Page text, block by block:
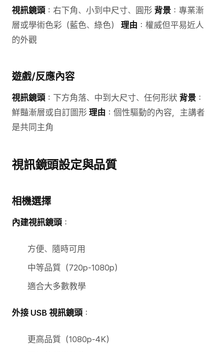
視訊鏡頭 ：右下角、小到中尺寸、圓形 背景 ：專業漸
層或學術色彩（藍色、綠色） 理由 ：權威但平易近人
的外觀
遊戲/反應內容
視訊鏡頭 ：下方角落、中到大尺寸、任何形狀 背景 ：
鮮豔漸層或自訂圖形 理由 ：個性驅動的內容，主講者
是共同主角
視訊鏡頭設定與品質
相機選擇
內建視訊鏡頭 ：
方便、隨時可用
中等品質（720p-1080p）
適合大多數教學
外接 USB 視訊鏡頭 ：
更高品質（1080p-4K）